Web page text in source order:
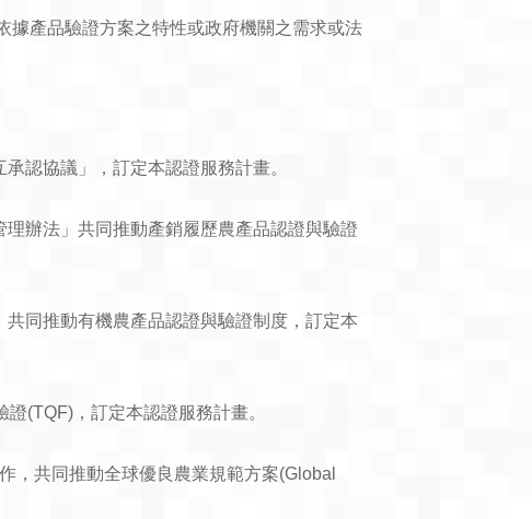
據產品驗證方案之特性或政府機關之需求或法
認協議」，訂定本認證服務計畫。
辦法」共同推動產銷履歷農產品認證與驗證
同推動有機農產品認證與驗證制度，訂定本
(TQF)，訂定本認證服務計畫。
，共同推動全球優良農業規範方案(Global